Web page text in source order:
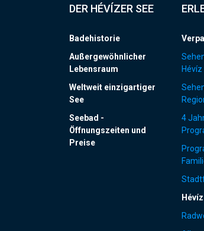
DER HÉVÍZER SEE
Badehistorie
Außergewöhnlicher
Lebensraum
Weltweit einzigartiger
See
Seebad -
Öffnungszeiten und
Preise
Hévíz
4